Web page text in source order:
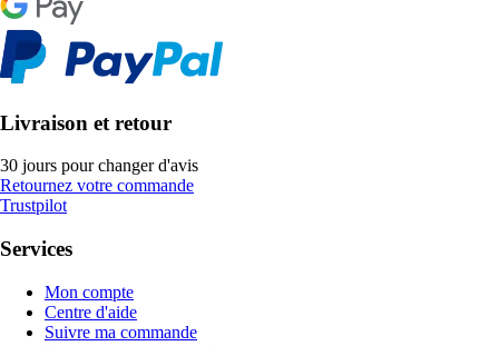
Livraison et retour
30 jours pour changer d'avis
Retournez votre commande
Trustpilot
Services
Mon compte
Centre d'aide
Suivre ma commande